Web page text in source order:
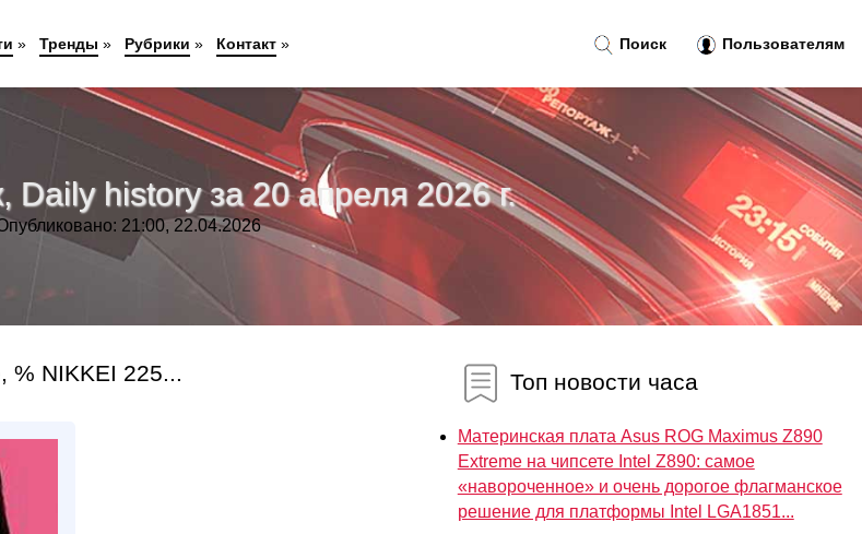
history за 20 апреля 2026 г.
21:00, 22.04.2026
% NIKKEI 225... Топ новости часа
Материнская плата Asus ROG Maximus Z890
Extreme на чипсете Intel Z890: самое
«навороченное» и очень дорогое флагманское
решение для платформы Intel LGA1851...
Поиск Пользователям
» Тренды » Рубрики » Контакт»